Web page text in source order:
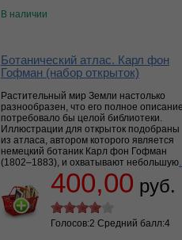
В наличии
Ботанический атлас. Карл фон
Гофман (набор открыток)
Растительный мир Земли настолько
разнообразен, что его полное описание
потребовало бы целой библиотеки.
Иллюстрации для открыток подобраны
из атласа, автором которого является
немецкий ботаник Карл фон Гофман
(1802–1883), и охватывают небольшую
400,00 руб.
Голосов:2 Средний балл:4